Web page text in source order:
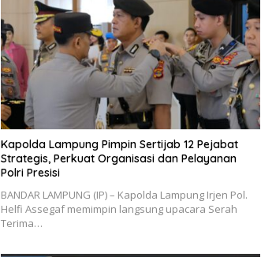
Kapolda Lampung Pimpin Sertijab 12 Pejabat
Strategis, Perkuat Organisasi dan Pelayanan
Polri Presisi
BANDAR LAMPUNG (IP) – Kapolda Lampung Irjen Pol.
Helfi Assegaf memimpin langsung upacara Serah
Terima…